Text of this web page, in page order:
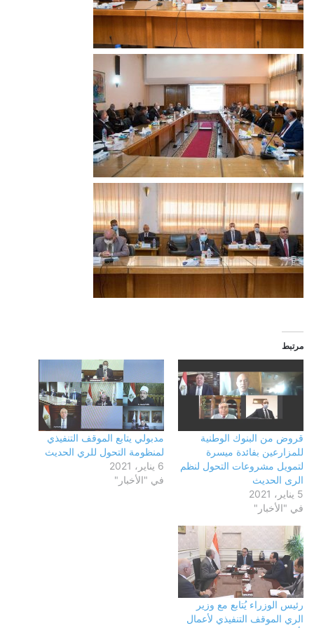
مرتبط
قروض من البنوك الوطنية
للمزارعين بفائدة ميسرة
لتمويل مشروعات التحول لنظم
الرى الحديث
5 يناير، 2021
في "الأخبار"
مدبولي يتابع الموقف التنفيذي
لمنظومة التحول للري الحديث
6 يناير، 2021
في "الأخبار"
رئيس الوزراء يُتابع مع وزير
الري الموقف التنفيذي لأعمال